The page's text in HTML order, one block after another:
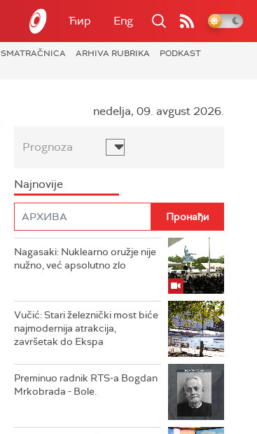
Ћир Eng
SMATRAČNICA ARHIVA RUBRIKA
PODKAST
nedelja, 09. avgust 2026.
Prognoza
Najnovije
Nagasaki: Nuklearno oružje nije
nužno, već apsolutno zlo
Vučić: Stari železnički most biće
najmodernija atrakcija,
završetak do Ekspa
Preminuo radnik RTS-a Bogdan
Mrkobrada - Bole.